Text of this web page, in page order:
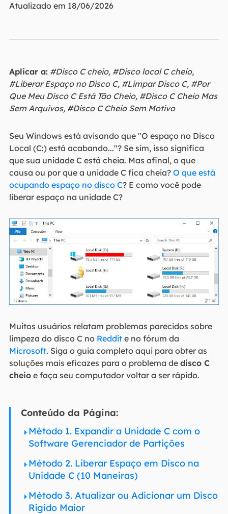
Atualizado em 18/06/2026
Aplicar a: #Disco C cheio, #Disco local C cheio,
#Liberar Espaço no Disco C, #Limpar Disco C, #Por
Que Meu Disco C Está Tão Cheio, #Disco C Cheio Mas
Sem Arquivos, #Disco C Cheio Sem Motivo
Seu Windows está avisando que "O espaço no Disco
Local (C:) está acabando..."? Se sim, isso significa
que sua unidade C está cheia. Mas afinal, o que
causa ou por que a unidade C fica cheia? O que está
ocupando espaço no disco C? E como você pode
liberar espaço na unidade C?
Muitos usuários relatam problemas parecidos sobre
limpeza do disco C no Reddite no fórum da
Microsoft. Siga o guia completo aqui para obter as
soluções mais eficazes para o problema de disco C
cheioe faça seu computador voltar a ser rápido.
Conteúdo da Página:
Método 1. Expandir a Unidade C com o
Software Gerenciador de Partições
Método 2. Liberar Espaço em Disco na
Unidade C (10 Maneiras)
Método 3. Atualizar ou Adicionar um Disco
Rígido Maior